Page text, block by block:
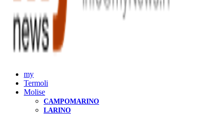
my
Termoli
Molise
CAMPOMARINO
LARINO